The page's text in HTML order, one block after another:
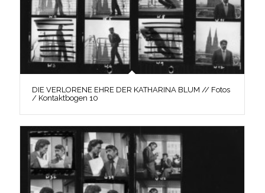
DIE VERLORENE EHRE DER KATHARINA BLUM // Fotos
/ Kontaktbogen 10